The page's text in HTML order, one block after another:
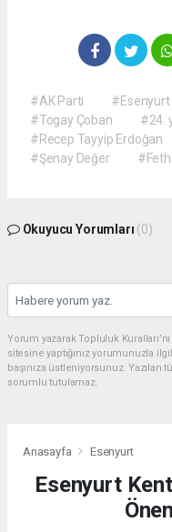
#AK Parti #Esenyurt
#Togay Çoban
#24.
#Recep Tayyip Erdoğan
#Şenay Değer
Okuyucu Yorumları (0)
Yorum yazarak Topluluk
sitesine yaptığınız yorumunuzla
başınıza üstleniyorsunuz.
sorumlu tutulamaz.
Anasayfa Esenyurt
Esenyurt